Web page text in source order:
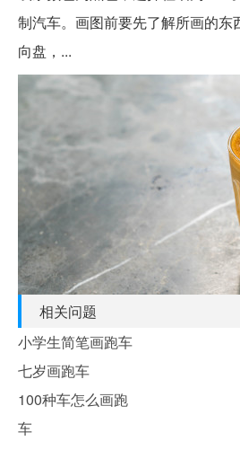
制汽车。画图前要先了解所画的东
向盘，...
相关问题
小学生简笔画跑车
七岁画跑车
100种车怎么画跑
车